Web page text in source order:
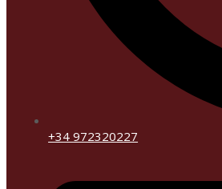
+34 972320227